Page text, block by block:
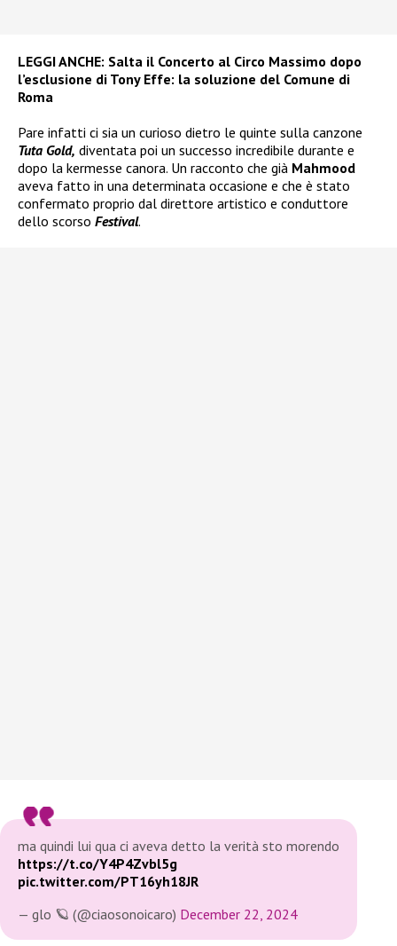
LEGGI ANCHE: Salta il Concerto al Circo Massimo dopo
l’esclusione di Tony Effe: la soluzione del Comune di
Roma
Pare infatti ci sia un curioso dietro le quinte sulla canzone
Tuta Gold, diventata poi un successo incredibile durante e
dopo la kermesse canora. Un racconto che già Mahmood
aveva fatto in una determinata occasione e che è stato
confermato proprio dal direttore artistico e conduttore
dello scorso Festival.
ma quindi lui qua ci aveva detto la verità sto morendo
https://t.co/Y4P4Zvbl5g
pic.twitter.com/PT16yh18JR
— glo 🪐 (@ciaosonoicaro) December 22, 2024